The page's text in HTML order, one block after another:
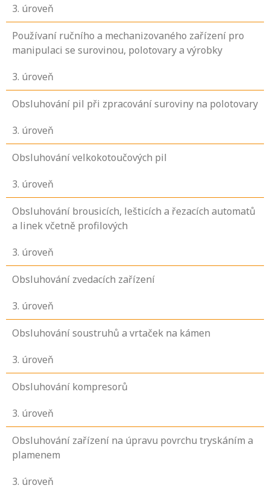
3. úroveň
Používaní ručního a mechanizovaného zařízení pro
manipulaci se surovinou, polotovary a výrobky
3. úroveň
Obsluhování pil při zpracování suroviny na polotovary
3. úroveň
Obsluhování velkokotoučových pil
3. úroveň
Obsluhování brousicích, lešticích a řezacích automatů
a linek včetně profilových
3. úroveň
Obsluhování zvedacích zařízení
3. úroveň
Obsluhování soustruhů a vrtaček na kámen
3. úroveň
Obsluhování kompresorů
3. úroveň
Obsluhování zařízení na úpravu povrchu tryskáním a
plamenem
3. úroveň